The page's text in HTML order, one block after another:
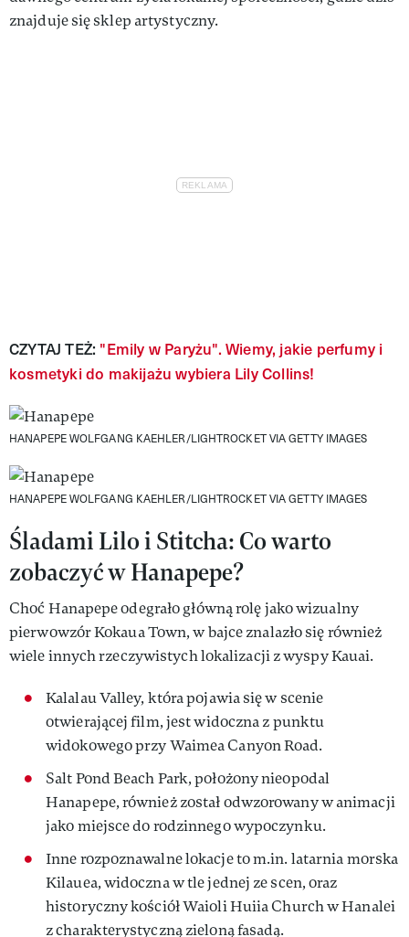
znajduje się sklep artystyczny.
CZYTAJ TEŻ: "Emily w Paryżu". Wiemy, jakie perfumy i
kosmetyki do makijażu wybiera Lily Collins!
HANAPEPEWOLFGANG KAEHLER/LIGHTROCKET VIA GETTY IMAGES
HANAPEPEWOLFGANG KAEHLER/LIGHTROCKET VIA GETTY IMAGES
Śladami Lilo i Stitcha: Co warto
zobaczyć w Hanapepe?
Choć Hanapepe odegrało główną rolę jako wizualny
pierwowzór Kokaua Town, w bajce znalazło się również
wiele innych rzeczywistych lokalizacji z wyspy Kauai.
Kalalau Valley, która pojawia się w scenie
otwierającej film, jest widoczna z punktu
widokowego przy Waimea Canyon Road.
Salt Pond Beach Park, położony nieopodal
Hanapepe, również został odwzorowany w animacji
jako miejsce do rodzinnego wypoczynku.
Inne rozpoznawalne lokacje to m.in. latarnia morska
Kilauea, widoczna w tle jednej ze scen, oraz
historyczny kościół Waioli Huiia Church w Hanalei
z charakterystyczną zieloną fasadą.